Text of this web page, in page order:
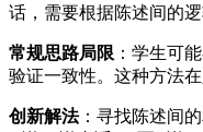
话，需要根据陈述间的
常规思路局限 ：学生可
验证一致性。这种方法
创新解法：寻找陈述间